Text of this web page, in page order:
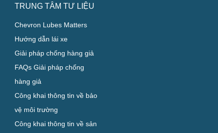
TRUNG TÂM TƯ LIỆU
Chevron Lubes Matters
Hướng dẫn lái xe
Giải pháp chống hàng giả
FAQs Giải pháp chống
hàng giả
Công khai thông tin về bảo
vệ môi trường
Công khai thông tin về sản